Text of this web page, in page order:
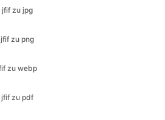
jfif zu webp
jfif zu pdf
jfif zu svg
jpeg zu gif